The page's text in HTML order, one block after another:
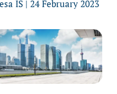
IS 24 February 2023